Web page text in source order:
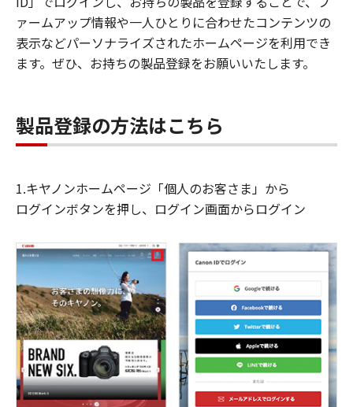
ァームアップ情報や一人ひとりに合わせたコンテンツの
表示などパーソナライズされたホームページを利用でき
ます。ぜひ、お持ちの製品登録をお願いいたします。
製品登録の方法はこちら
1.キヤノンホームページ「個人のお客さま」から
ログインボタンを押し、ログイン画面からログイン